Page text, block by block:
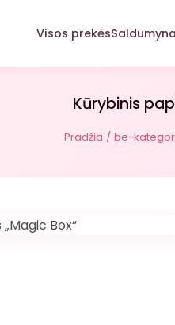
Visos prekės
Kūrybinis
Pradžia / be-